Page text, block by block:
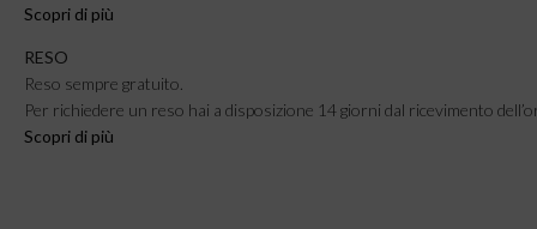
Scopri di più
RESO
Reso sempre gratuito.
Per richiedere un reso hai a disposizione 14 giorni dal ricevimento
Scopri di più